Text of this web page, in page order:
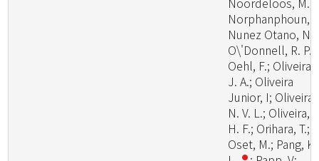
Norphanphoun,
Nunez Otano, N.;
O\'Donnell, R. P.;
Oehl, F.; Oliveira,
J. A.; Oliveira
Junior, I; Oliveira,
N. V. L.; Oliveira,
H. F.; Orihara, T.;
Oset, M.; Pang, K.